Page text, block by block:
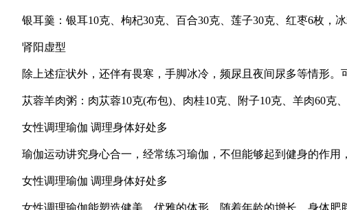
银耳羹：银耳10克、枸杞30克、百合30克、莲子30克、红枣6枚，冰
肾阳虚型
除上述症状外，还伴有畏寒，手脚冰冷，频尿且夜间尿多等情形。
苁蓉羊肉粥：肉苁蓉10克(布包)、肉桂10克、附子10克、羊肉60克
女性调理瑜伽 调理身体好处多
瑜伽运动讲究身心合一，经常练习瑜伽，不但能够起到健身的作用
女性调理瑜伽 调理身体好处多
女性调理瑜伽能塑造健美、优雅的体形。随着年龄的增长，身体肥